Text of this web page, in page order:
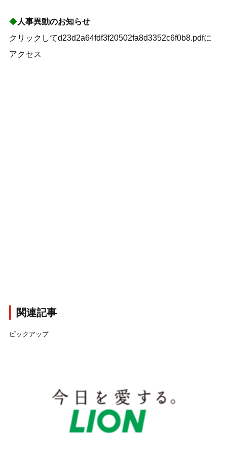
◆人事異動のお知らせ
クリックしてd23d2a64fdf3f20502fa8d3352c6f0b8.pdfに
アクセス
関連記事
ピックアップ